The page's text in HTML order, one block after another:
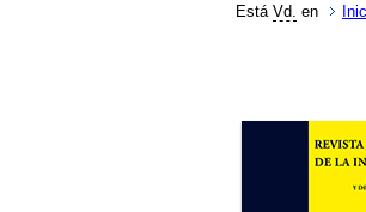
Está Vd. en